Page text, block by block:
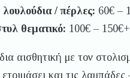
/ πέρλες: 60€ –
θεματικό: 100€ – 150€+
αισθητική με τον
και τις λαμπάδες